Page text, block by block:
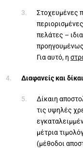
Στοχευμένες
πελάτες –
προηγουμένως
Για αυτό, η
Διαφανείς και
Δίκαιη
τις υψηλές
μέτρια
(μέθοδοι